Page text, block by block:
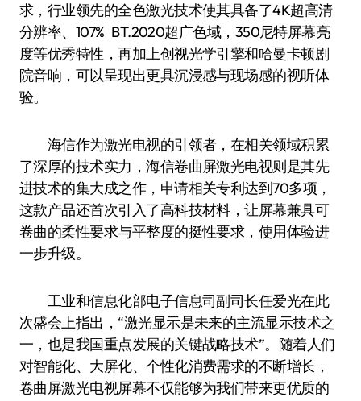
求，行业领先的全色激光技术使其具备了4K超高清
分辨率、107% BT.2020超广色域，350尼特屏幕亮
度等优秀特性，再加上创视光学引擎和哈曼卡顿剧
院音响，可以呈现出更具沉浸感与现场感的视听体
验。
海信作为激光电视的引领者，在相关领域积累
了深厚的技术实力，海信卷曲屏激光电视则是其先
进技术的集大成之作，申请相关专利达到70多项，
这款产品还首次引入了高科技材料，让屏幕兼具可
卷曲的柔性要求与平整度的挺性要求，使用体验进
一步升级。
工业和信息化部电子信息司副司长任爱光在此
次盛会上指出，“激光显示是未来的主流显示技术之
一，也是我国重点发展的关键战略技术”。随着人们
对智能化、大屏化、个性化消费需求的不断增长，
卷曲屏激光电视屏幕不仅能够为我们带来更优质的